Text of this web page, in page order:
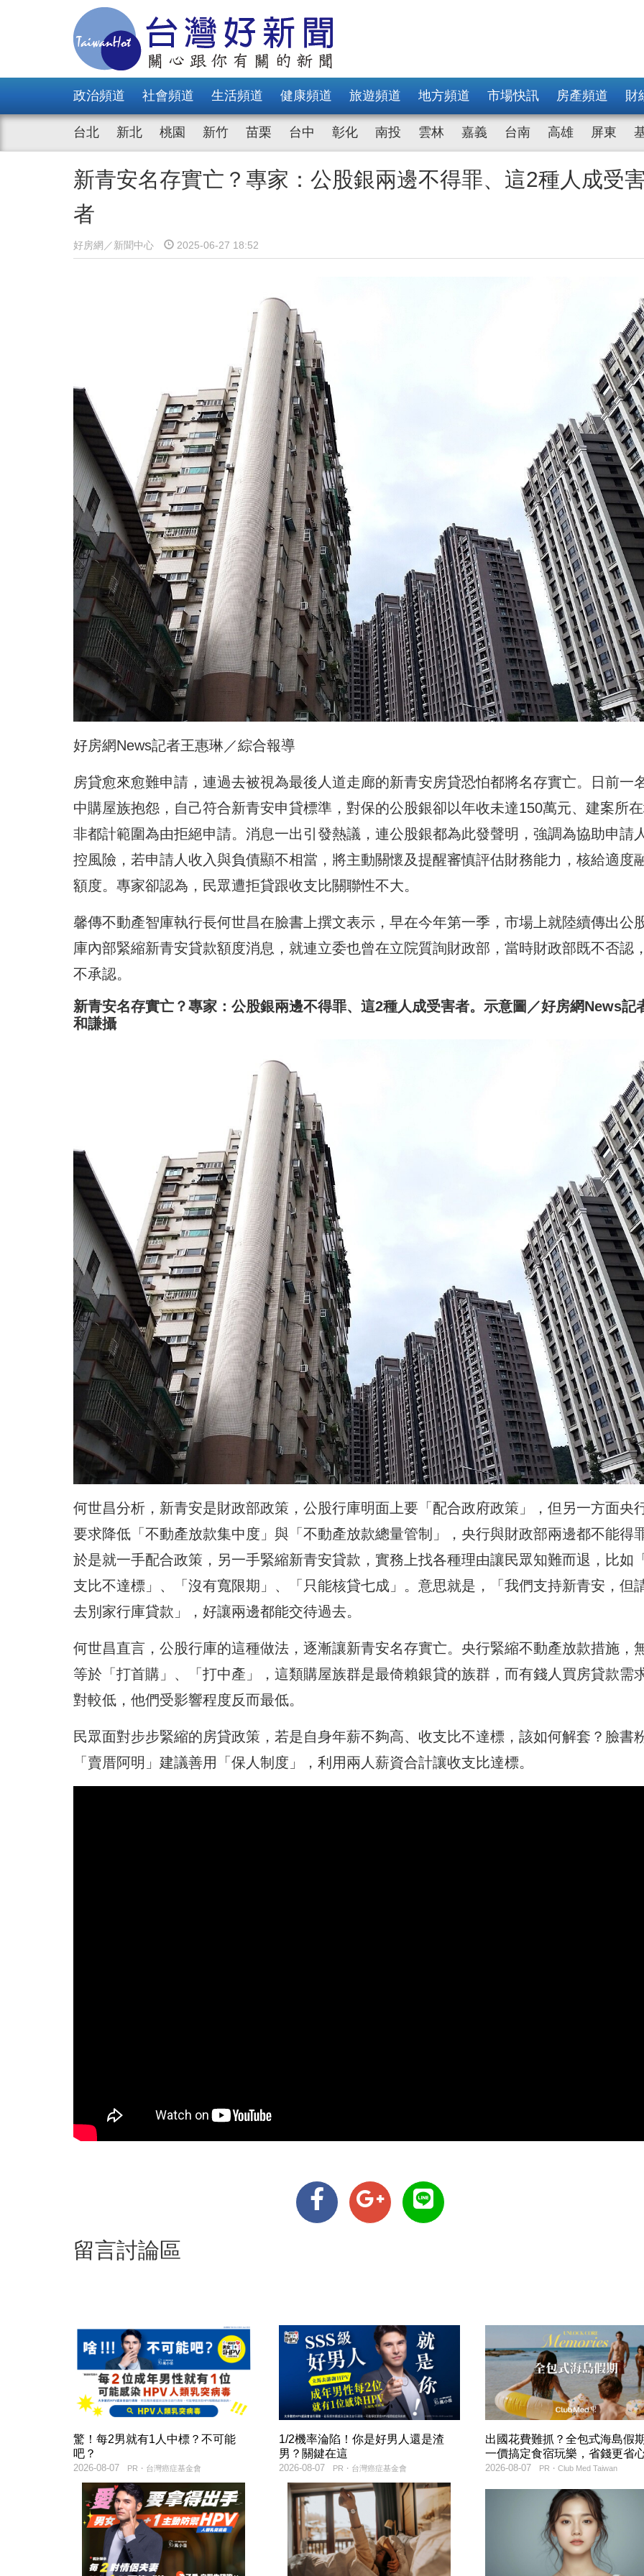
政治頻道 社會頻道 生活頻道 健康頻道 旅遊頻道 地方頻道 市場快訊 房產頻道 財
台北 新北 桃園 新竹 苗栗 台中 彰化 南投 雲林 嘉義 台南 高雄 屏東
新青安名存實亡？專家：公股銀兩邊不得罪、這2種人成受
者
好房網／新聞中心 2025-06-27 18:52
好房網News記者王惠琳／綜合報導
房貸愈來愈難申請，連過去被視為最後人道走廊的新青安房貸恐怕都將名存實亡。日前一
中購屋族抱怨，自己符合新青安申貸標準，對保的公股銀卻以年收未達150萬元、建案所
非都計範圍為由拒絕申請。消息一出引發熱議，連公股銀都為此發聲明，強調為協助申請
控風險，若申請人收入與負債顯不相當，將主動關懷及提醒審慎評估財務能力，核給適度
額度。專家卻認為，民眾遭拒貸跟收支比關聯性不大。
馨傳不動產智庫執行長何世昌在臉書上撰文表示，早在今年第一季，市場上就陸續傳出公
庫內部緊縮新青安貸款額度消息，就連立委也曾在立院質詢財政部，當時財政部既不否認
不承認。
新青安名存實亡？專家：公股銀兩邊不得罪、這2種人成受害者。示意圖／好房網News記
和謙攝
何世昌分析，新青安是財政部政策，公股行庫明面上要「配合政府政策」，但另一方面央
要求降低「不動產放款集中度」與「不動產放款總量管制」，央行與財政部兩邊都不能得
於是就一手配合政策，另一手緊縮新青安貸款，實務上找各種理由讓民眾知難而退，比如
支比不達標」、「沒有寬限期」、「只能核貸七成」。意思就是，「我們支持新青安，但
去別家行庫貸款」，好讓兩邊都能交待過去。
何世昌直言，公股行庫的這種做法，逐漸讓新青安名存實亡。央行緊縮不動產放款措施，
等於「打首購」、「打中產」，這類購屋族群是最倚賴銀貸的族群，而有錢人買房貸款需
對較低，他們受影響程度反而最低。
民眾面對步步緊縮的房貸政策，若是自身年薪不夠高、收支比不達標，該如何解套？臉書
「賣厝阿明」建議善用「保人制度」，利用兩人薪資合計讓收支比達標。
留言討論區
驚！每2男就有1人中標？不可能
吧？
PR・台灣癌症基金會
2026-08-07
1/2機率淪陷！你是好男人還是渣
男？關鍵在這
PR・台灣癌症基金會
2026-08-07
出國花費難抓？全包式海島假期
一價搞定食宿玩樂，省錢更省心
PR・Club Med Taiwan
2026-08-07